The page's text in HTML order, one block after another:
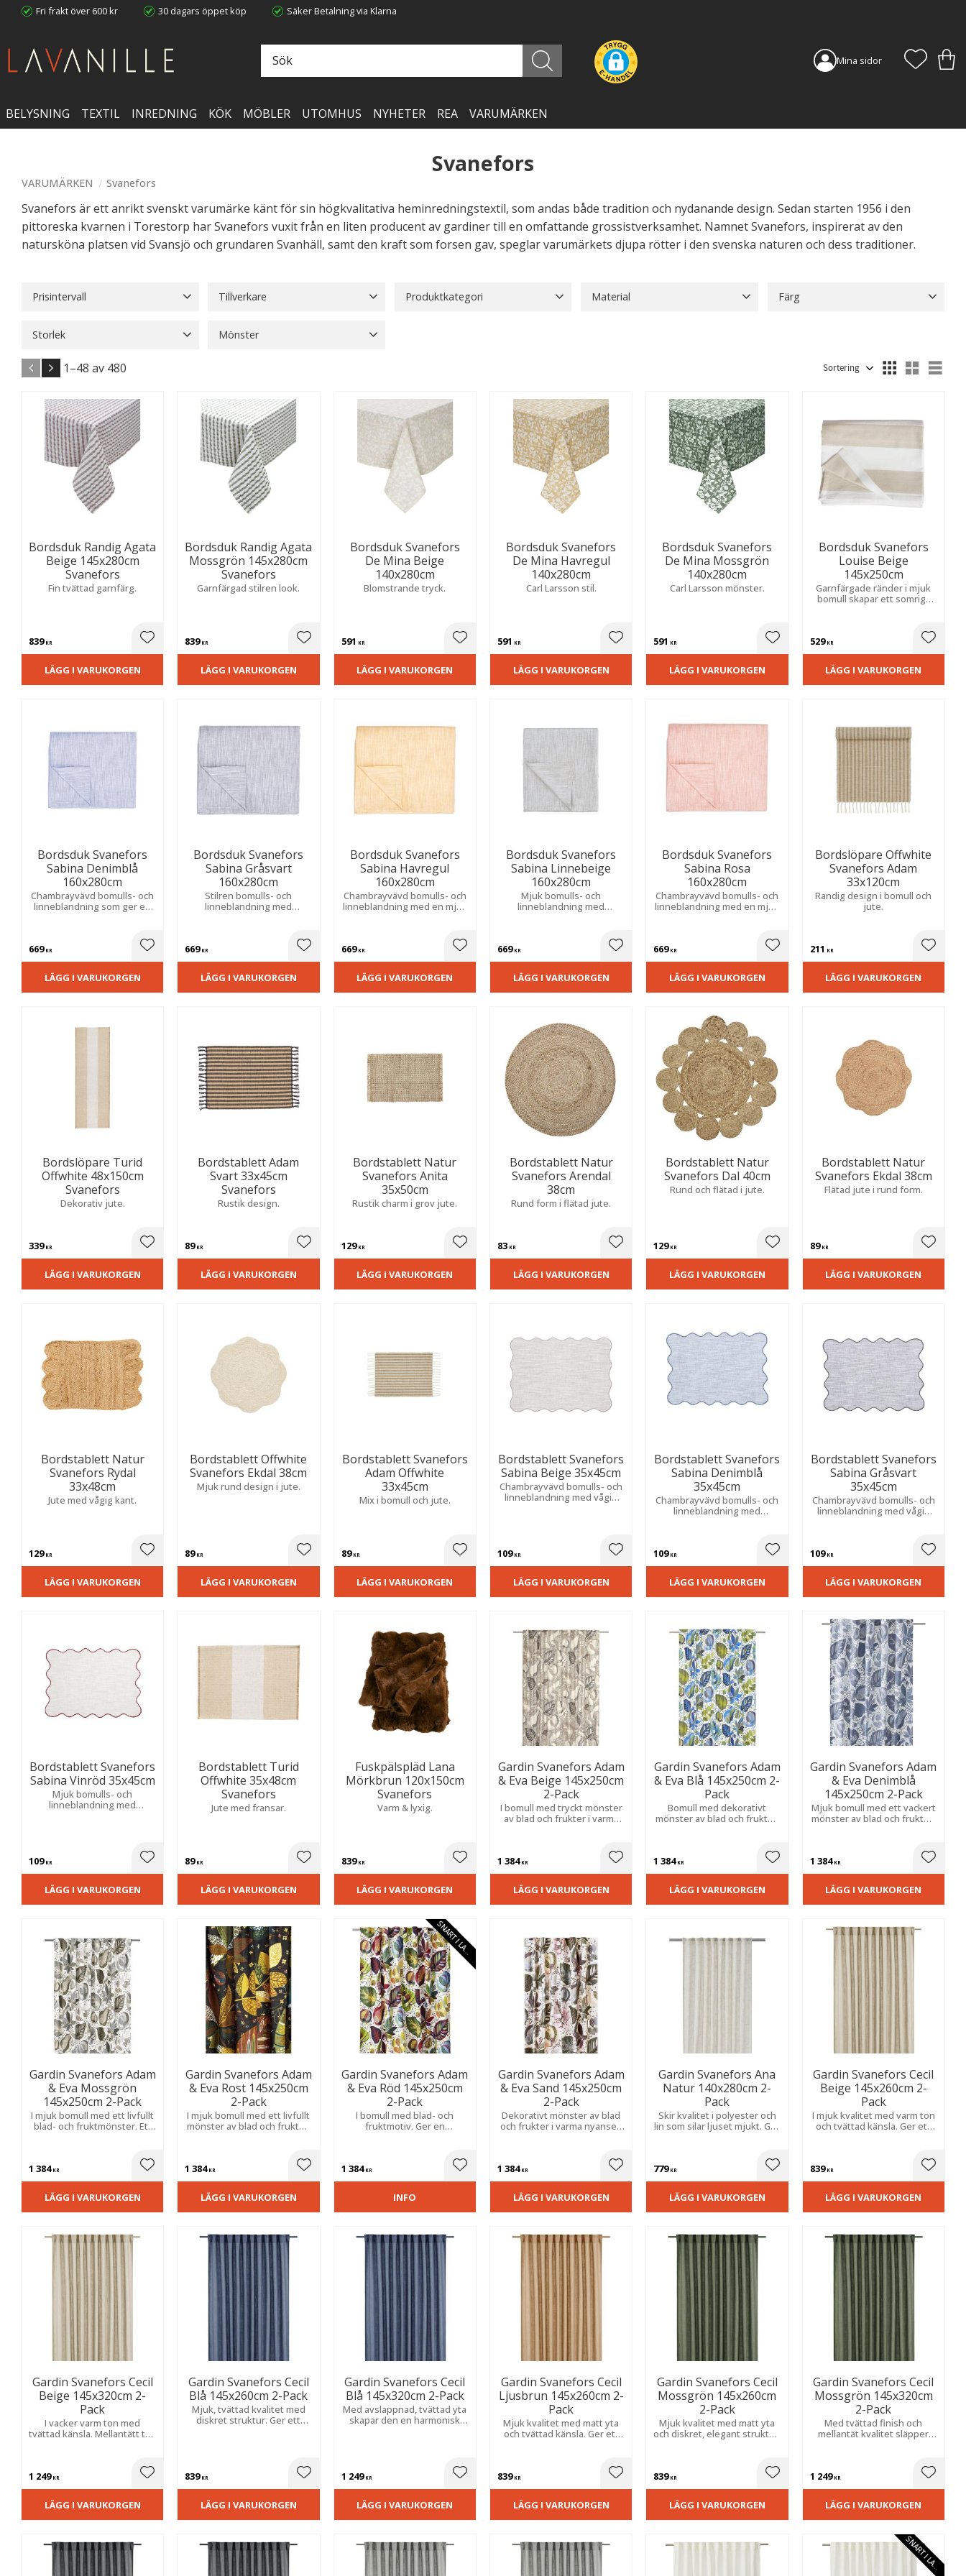
Fri frakt över 600 kr 30 dagars öppet köp Säker Betalning via Klarna
Mina sidor
BELYSNING TEXTIL INREDNING KÖK MÖBLER UTOMHUS NYHETER REA VARUMÄRKEN
Svanefors
VARUMÄRKEN Svanefors
Svanefors är ett anrikt svenskt varumärke känt för sin högkvalitativa heminredningstextil, som andas både tradition och nydanande design. Sedan starten 1956 i den
pittoreska kvarnen i Torestorp har Svanefors vuxit från en liten producent av gardiner till en omfattande grossistverksamhet. Namnet Svanefors, inspirerat av den
natursköna platsen vid Svansjö och grundaren Svanhäll, samt den kraft som forsen gav, speglar varumärkets djupa rötter i den svenska naturen och dess traditioner.
Prisintervall Tillverkare Produktkategori Material Färg
Storlek
100x90
120x90
Visa fler
Mönster
1–48 av 480
Bordsduk Randig Agata
Beige 145x280cm
Svanefors
Fin tvättad garnfärg.
839KR Lägg till i favoriter
LÄGG I VARUKORGEN
Bordsduk Randig Agata
Mossgrön 145x280cm
Svanefors
Garnfärgad stilren look.
839KR Lägg till i favoriter
LÄGG I VARUKORGEN
Bordsduk Svanefors
De Mina Beige
140x280cm
Blomstrande tryck.
591 KR Lägg till i favoriter
LÄGG I VARUKORGEN
Bordsduk Svanefors
De Mina Havregul
140x280cm
Carl Larsson stil.
591 KR Lägg till i favoriter
LÄGG I VARUKORGEN
Bordsduk Svanefors
De Mina Mossgrön
140x280cm
Carl Larsson mönster.
591 KR Lägg till i favoriter
LÄGG I VARUKORGEN
Bordsduk Svanefors
Louise Beige
145x250cm
Garnfärgade ränder i mjuk
bomull skapar ett somrigt
529KR Lägg
LÄGG I VARUKORGEN
Bordsduk Svanefors
Sabina Denimblå
160x280cm
Chambrayvävd bomulls- och
linneblandning som ger en
atmosfär till både vardagliga
och festliga måltider.
669KR Lägg till i favoriter
LÄGG I VARUKORGEN
Bordsduk Svanefors
Sabina Gråsvart
160x280cm
Stilren bomulls- och
linneblandning med
bra till vardagliga middagar
som till festliga tillfällen.
669KR Lägg till i favoriter
LÄGG I VARUKORGEN
Bordsduk Svanefors
Sabina Havregul
160x280cm
Chambrayvävd bomulls- och
linneblandning med en mjuk
atmosfär vid både vardag
669KR Lägg till i favoriter
LÄGG I VARUKORGEN
Bordsduk Svanefors
Sabina Linnebeige
160x280cm
Mjuk bomulls- och
linneblandning med
inbjudande atmosfär vid
669KR Lägg till i favoriter
LÄGG I VARUKORGEN
Bordsduk Svanefors
Sabina Rosa
160x280cm
Chambrayvävd bomulls- och
linneblandning med en mjuk
inbjudande atmosfär vid
både vardag och fest.
669KR Lägg till i favoriter
LÄGG I VARUKORGEN
Bordslöpare Offwhite
Svanefors Adam
33x120cm
Randig design i bomull och
jute.
211 KR Lägg
LÄGG I VARUKORGEN
Bordslöpare Turid
Offwhite 48x150cm
Svanefors
Dekorativ jute.
339KR Lägg till i favoriter
LÄGG I VARUKORGEN
Bordstablett Adam
Svart 33x45cm
Svanefors
Rustik design.
89KR Lägg till i favoriter
LÄGG I VARUKORGEN
Bordstablett Natur
Svanefors Anita
35x50cm
Rustik charm i grov jute.
129KR Lägg till i favoriter
LÄGG I VARUKORGEN
Bordstablett Natur
Svanefors Arendal
38cm
Rund form i flätad jute.
83KR Lägg till i favoriter
LÄGG I VARUKORGEN
Bordstablett Natur
Svanefors Dal 40cm
Rund och flätad i jute.
129KR Lägg till i favoriter
LÄGG I VARUKORGEN
Bordstablett Natur
Svanefors Ekdal 38cm
Flätad jute i rund form.
89KR Lägg
LÄGG I VARUKORGEN
Bordstablett Natur
Svanefors Rydal
33x48cm
Jute med vågig kant.
129KR Lägg till i favoriter
LÄGG I VARUKORGEN
Bordstablett Offwhite
Svanefors Ekdal 38cm
Mjuk rund design i jute.
89KR Lägg till i favoriter
LÄGG I VARUKORGEN
Bordstablett Svanefors
Adam Offwhite
33x45cm
Mix i bomull och jute.
89KR Lägg till i favoriter
LÄGG I VARUKORGEN
Bordstablett Svanefors
Sabina Beige 35x45cm
Chambrayvävd bomulls- och
linneblandning med vågig
109KR Lägg till i favoriter
LÄGG I VARUKORGEN
Bordstablett Svanefors
Sabina Denimblå
35x45cm
Chambrayvävd bomulls- och
linneblandning med
atmosfär vid din dukning.
109KR Lägg till i favoriter
LÄGG I VARUKORGEN
Bordstablett Svanefors
Sabina Gråsvart
35x45cm
Chambrayvävd bomulls- och
linneblandning med vågig
109KR Lägg
LÄGG I VARUKORGEN
Bordstablett Svanefors
Sabina Vinröd 35x45cm
Mjuk bomulls- och
linneblandning med
109KR Lägg till i favoriter
LÄGG I VARUKORGEN
Bordstablett Turid
Offwhite 35x48cm
Svanefors
Jute med fransar.
89KR Lägg till i favoriter
LÄGG I VARUKORGEN
Fuskpälspläd Lana
Mörkbrun 120x150cm
Svanefors
Varm & lyxig.
839KR Lägg till i favoriter
LÄGG I VARUKORGEN
Gardin Svanefors Adam
& Eva Beige 145x250cm
2-Pack
I bomull med tryckt mönster
av blad och frukter i varma
1 384KR Lägg till i favoriter
LÄGG I VARUKORGEN
Gardin Svanefors Adam
& Eva Blå 145x250cm 2-
Pack
Bomull med dekorativt
mönster av blad och frukter.
1 384KR Lägg till i favoriter
LÄGG I VARUKORGEN
Gardin Svanefors Adam
& Eva Denimblå
145x250cm 2-Pack
Mjuk bomull med ett vackert
mönster av blad och frukter.
1 384KR Lägg
LÄGG I VARUKORGEN
Gardin Svanefors Adam
& Eva Mossgrön
145x250cm 2-Pack
I mjuk bomull med ett livfullt
blad- och fruktmönster. Ett
varm, ombonad och stilfull
känsla i rummet.
1 384KR Lägg till i favoriter
LÄGG I VARUKORGEN
Gardin Svanefors Adam
& Eva Rost 145x250cm
2-Pack
I mjuk bomull med ett livfullt
mönster av blad och frukter.
skapar en varm, ombonad
1 384KR Lägg till i favoriter
LÄGG I VARUKORGEN
Gardin Svanefors Adam
& Eva Röd 145x250cm
2-Pack
I bomull med blad- och
fruktmotiv. Ger en
1 384KR
S
N
A
R
T
I
L
A
G
E
R
Lägg till i favoriter
INFO
Gardin Svanefors Adam
& Eva Sand 145x250cm
2-Pack
Dekorativt mönster av blad
och frukter i varma nyanser.
1 384KR Lägg till i favoriter
LÄGG I VARUKORGEN
Gardin Svanefors Ana
Natur 140x280cm 2-
Pack
Skir kvalitet i polyester och
lin som silar ljuset mjukt. Ger
779KR Lägg till i favoriter
LÄGG I VARUKORGEN
Gardin Svanefors Cecil
Beige 145x260cm 2-
Pack
I mjuk kvalitet med varm ton
och tvättad känsla. Ger ett
och naturligt ljusinsläpp.
839KR Lägg
LÄGG I VARUKORGEN
Gardin Svanefors Cecil
Beige 145x320cm 2-
Pack
I vacker varm ton med
tvättad känsla. Mellantätt tyg
1 249KR Lägg till i favoriter
LÄGG I VARUKORGEN
Gardin Svanefors Cecil
Blå 145x260cm 2-Pack
Mjuk, tvättad kvalitet med
diskret struktur. Ger ett
839KR Lägg till i favoriter
LÄGG I VARUKORGEN
Gardin Svanefors Cecil
Blå 145x320cm 2-Pack
Med avslappnad, tvättad yta
skapar den en harmonisk
1 249KR Lägg till i favoriter
LÄGG I VARUKORGEN
Gardin Svanefors Cecil
Ljusbrun 145x260cm 2-
Pack
Mjuk kvalitet med matt yta
och tvättad känsla. Ger ett
839KR Lägg till i favoriter
LÄGG I VARUKORGEN
Gardin Svanefors Cecil
Mossgrön 145x260cm
2-Pack
Mjuk kvalitet med matt yta
och diskret, elegant struktur.
839KR Lägg till i favoriter
LÄGG I VARUKORGEN
Gardin Svanefors Cecil
Mossgrön 145x320cm
2-Pack
Med tvättad finish och
mellantät kvalitet släpper
1 249KR Lägg
LÄGG I VARUKORGEN
S
N
A
R
T
I
L
A
G
E
R